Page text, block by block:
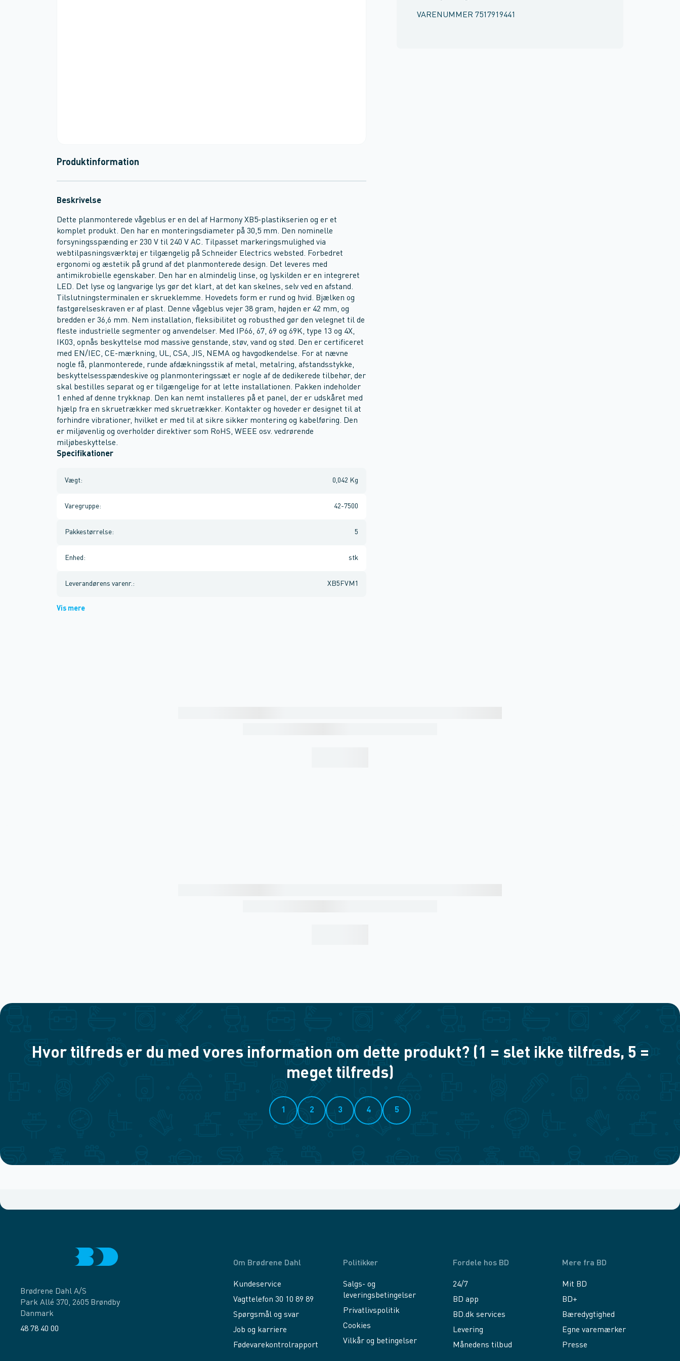
VARENUMMER 7517919441
Produktinformation
Beskrivelse
Dette planmonterede vågeblus er en del af Harmony XB5-plastikserien og er et
komplet produkt. Den har en monteringsdiameter på 30,5 mm. Den nominelle
forsyningsspænding er 230 V til 240 V AC. Tilpasset markeringsmulighed via
webtilpasningsværktøj er tilgængelig på Schneider Electrics websted. Forbedret
ergonomi og æstetik på grund af det planmonterede design. Det leveres med
antimikrobielle egenskaber. Den har en almindelig linse, og lyskilden er en integreret
LED. Det lyse og langvarige lys gør det klart, at det kan skelnes, selv ved en afstand.
Tilslutningsterminalen er skrueklemme. Hovedets form er rund og hvid. Bjælken og
fastgørelseskraven er af plast. Denne vågeblus vejer 38 gram, højden er 42 mm, og
bredden er 36,6 mm. Nem installation, fleksibilitet og robusthed gør den velegnet til de
fleste industrielle segmenter og anvendelser. Med IP66, 67, 69 og 69K, type 13 og 4X,
IK03, opnås beskyttelse mod massive genstande, støv, vand og stød. Den er certificeret
med EN/IEC, CE-mærkning, UL, CSA, JIS, NEMA og havgodkendelse. For at nævne
nogle få, planmonterede, runde afdækningsstik af metal, metalring, afstandsstykke,
beskyttelsesspændeskive og planmonteringssæt er nogle af de dedikerede tilbehør, der
skal bestilles separat og er tilgængelige for at lette installationen. Pakken indeholder
1 enhed af denne trykknap. Den kan nemt installeres på et panel, der er udskåret med
hjælp fra en skruetrækker med skruetrækker. Kontakter og hoveder er designet til at
forhindre vibrationer, hvilket er med til at sikre sikker montering og kabelføring. Den
er miljøvenlig og overholder direktiver som RoHS, WEEE osv. vedrørende
miljøbeskyttelse.
Specifikationer
Vægt: 0,042 Kg
Varegruppe: 42-7500
Pakkestørrelse: 5
Enhed : stk
Leverandørens varenr. : XB5FVM1
Vis mere
Hvor tilfreds er du med vores information om dette produkt? (1 = slet ikke tilfreds, 5 =
meget tilfreds)
1 2 3 4 5
Brødrene Dahl A/S
Park Allé 370, 2605 Brøndby
Danmark
48 78 40 00
Om Brødrene Dahl
Kundeservice
Vagttelefon 30 10 89 89
Spørgsmål og svar
Job og karriere
Fødevarekontrolrapport
Politikker
Salgs- og
leveringsbetingelser
Privatlivspolitik
Cookies
Vilkår og betingelser
Fordele hos BD
24/7
BD app
BD.dk services
Levering
Månedens tilbud
Mere fra BD
Mit BD
BD+
Bæredygtighed
Egne varemærker
Presse